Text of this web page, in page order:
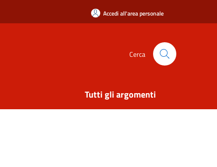
Accedi all'area personale
Cerca
Tutti gli argomenti